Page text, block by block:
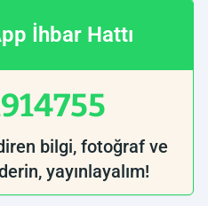
İhbar Hattı
bilgi, fotoğraf ve
yayınlayalım!